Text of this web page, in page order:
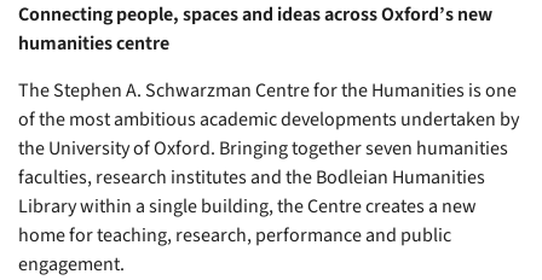
Connecting people, spaces and ideas across Oxford’s new
humanities centre
The Stephen A. Schwarzman Centre for the Humanities is one
of the most ambitious academic developments undertaken by
the University of Oxford. Bringing together seven humanities
faculties, research institutes and the Bodleian Humanities
Library within a single building, the Centre creates a new
home for teaching, research, performance and public
engagement.